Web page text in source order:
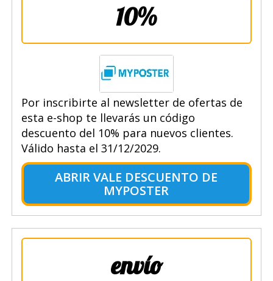
10%
Por inscribirte al newsletter de ofertas de
esta e-shop te llevarás un código
descuento del 10% para nuevos clientes.
Válido hasta el 31/12/2029.
ABRIR VALE DESCUENTO DE
MYPOSTER
envío